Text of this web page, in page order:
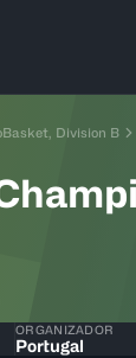
Division B
ORGANIZADOR
Portugal